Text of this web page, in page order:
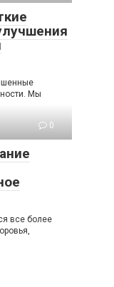
Мы
0
все более